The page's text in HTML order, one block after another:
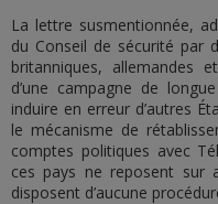
La lettre susmentionnée,
du Conseil de sécurité par
britanniques, allemandes
d’une campagne de
induire en erreur d’autres
le mécanisme de
comptes politiques avec
ces pays ne reposent sur
disposent d’aucune